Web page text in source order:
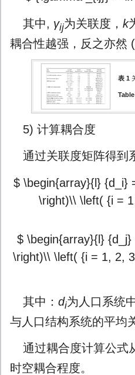
其中, γij为关联度， k
耦合性越强，反之亦然 (
表 1
5) 计算耦合度
通过关联度矩阵得到
$ \begin{array}{l} {d_i}
\right)\\ \left( {i =
$ \begin{array}{l}
\right)\\ \left( {i = 1, 2,
其中： di为人口系统
与人口结构系统的平均
通过耦合度计算公式
时空耦合程度。